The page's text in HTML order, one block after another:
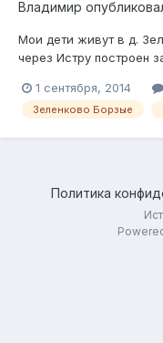
Владимир
Мои дети живут в д.
через Истру построен
пойме. Было бы очень
пользование мостом
1 сентября, 2014
Зеленково Борзые
Политика